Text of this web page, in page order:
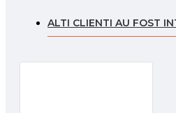
ALTI CLIENTI AU FOST